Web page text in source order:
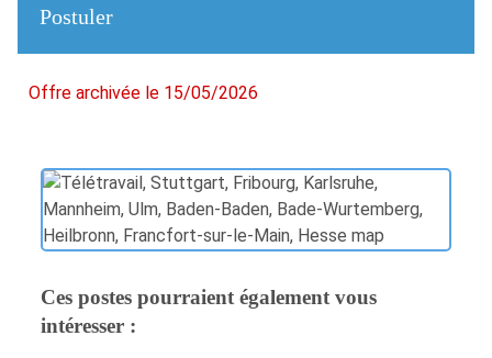
Postuler
Offre archivée le 15/05/2026
Ces postes pourraient également vous
intéresser :